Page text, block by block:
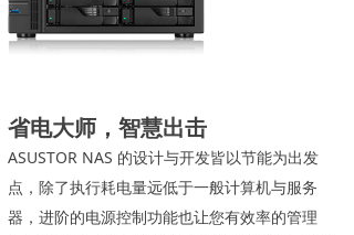
省电大师，智慧出击
ASUSTOR NAS 的设计与开发皆以节能为出发
点，除了执行耗电量远低于一般计算机与服务
器，进阶的电源控制功能也让您有效率的管理